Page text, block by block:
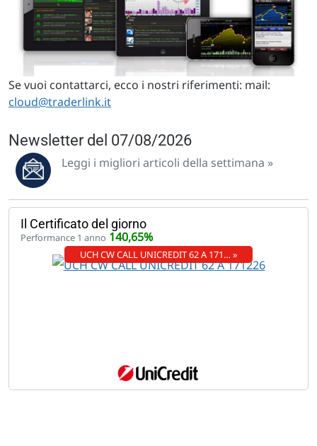
Se vuoi contattarci, ecco i nostri riferimenti: mail:
cloud@traderlink.it
Newsletter del 07/08/2026
Leggi i migliori articoli della settimana »
Il Certificato del giorno
Performance 1 anno 140,65%
UCH CW CALL UNICREDIT 62 A 171… »